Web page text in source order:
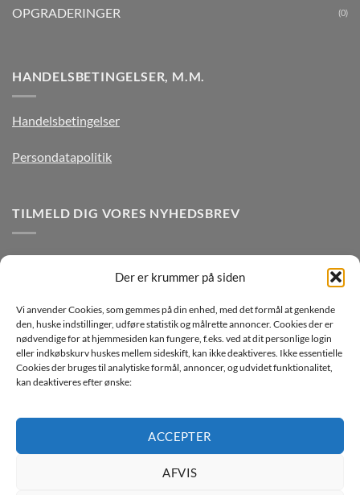
Der er krummer på siden
Vi anvender Cookies, som gemmes på din enhed, med det formål at genkende
den, huske indstillinger, udføre statistik og målrette annoncer. Cookies der er
nødvendige for at hjemmesiden kan fungere, f.eks. ved at dit personlige login
eller indkøbskurv huskes mellem sideskift, kan ikke deaktiveres. Ikke essentielle
Cookies der bruges til analytiske formål, annoncer, og udvidet funktionalitet,
kan deaktiveres efter ønske:
ACCEPTER
AFVIS
OPGRADERINGER (0)
HANDELSBETINGELSER, M.M.
Handelsbetingelser
Persondatapolitik
TILMELD DIG VORES NYHEDSBREV
Jeg ønsker at modtage mails fra TJdata!